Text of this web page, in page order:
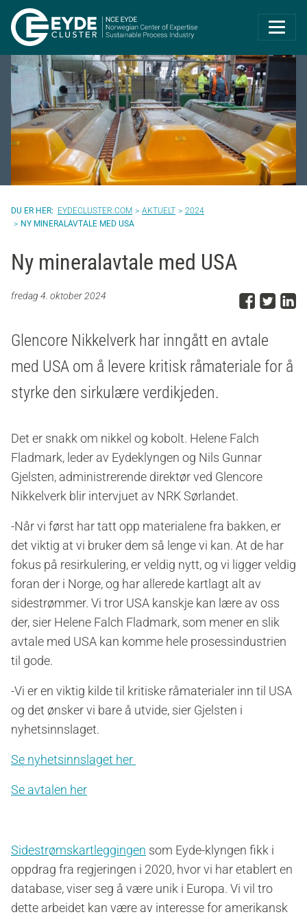
Eyde-Cluster |
EYDECLUSTER.COM AKTUELT
2024
NY MINERALAVTALE MED USA
Ny mineralavtale med USA
fredag 4. oktober 2024 DelDel
Glencore Nikkelverk har inngått en avtale
med USA om å levere kritisk råmateriale for å
styrke den sirkulære verdikjeden.
Det er snakk om nikkel og kobolt. Helene Falch
Fladmark, leder av Eydeklyngen og Nils Gunnar
Gjelsten, administrerende direktør ved Glencore
Nikkelverk blir intervjuet av NRK Sørlandet.
-Når vi først har tatt opp materialene fra bakken, er
det viktig at vi bruker dem så lenge vi kan. At de har
fokus på resirkulering, er veldig nytt, og vi ligger veldig
foran der i Norge, og har allerede kartlagt alt av
sidestrømmer. Vi tror USA kanskje kan lære av oss
der, sier Helene Falch Fladmark, som mener en slik
avtale med USA kan komme hele prosessindustrien
til gode.
-Vi er en viktig kilde til kritiske råmaterialer inn til USA
og det ønsker vi bare å utvide, sier Gjelsten i
nyhetsinnslaget.
Se nyhetsinnslaget her
Se avtalen her
Sidestrømskartleggingen som Eyde-klyngen fikk i
oppdrag fra regjeringen i 2020, hvor vi har etablert en
database, viser seg å være unik i Europa. Vi vil tro
dette arbeidet kan være av interesse for amerikansk